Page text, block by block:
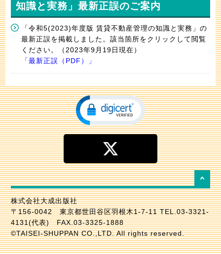
知識と実務」最新正誤のご案内
「令和5(2023)年度版 賃貸不動産管理の知識と実務」の
最新正誤を掲載しました。該当箇所をクリックして閲覧
ください。（2023年9月19日現在）
「最新正誤（PDF） 」
株式会社大成出版社
〒156-0042 東京都世田谷区羽根木1-7-11 TEL.03-3321-
4131(代表) FAX.03-3325-1888
©TAISEI-SHUPPAN CO.,LTD. All rights reserved.